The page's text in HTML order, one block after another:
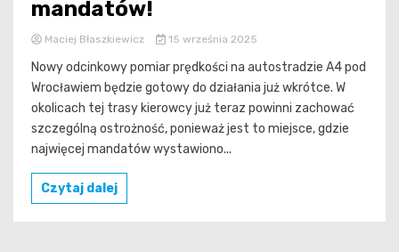
mandatów!
Maciej Błaszkiewicz 15 września 2025
Nowy odcinkowy pomiar prędkości na autostradzie A4 pod
Wrocławiem będzie gotowy do działania już wkrótce. W
okolicach tej trasy kierowcy już teraz powinni zachować
szczególną ostrożność, ponieważ jest to miejsce, gdzie
najwięcej mandatów wystawiono...
Czytaj dalej